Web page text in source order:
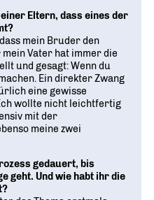
Eltern, dass eines der
mein Bruder den
Vater hat immer die
und gesagt: Wenn du
Ein direkter Zwang
eine gewisse
wollte nicht leichtfertig
mit der
meine zwei
gedauert, bis
geht. Und wie habt ihr die